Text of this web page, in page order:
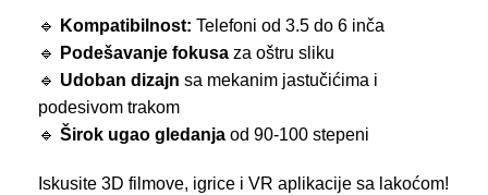
🔹 Kompatibilnost: Telefoni od 3.5 do 6 inča
🔹
Podešavanje fokusa za oštru sliku
🔹 Udoban dizajn sa mekanim jastučićima i
podesivom trakom
🔹 Širok ugao gledanja od 90-100 stepeni
Iskusite 3D filmove, igrice i VR aplikacije sa lakoćom!